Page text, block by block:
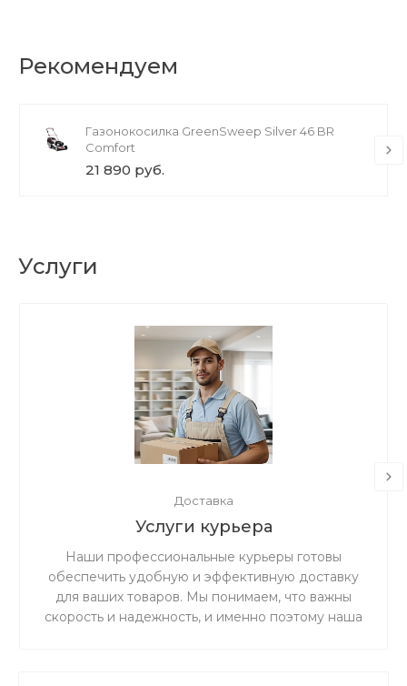
Рекомендуем
Газонокосилка GreenSweep Silver 46 BR
Comfort
21 890 руб.
Услуги
Доставка
Услуги курьера
Наши профессиональные курьеры готовы
обеспечить удобную и эффективную доставку
для ваших товаров. Мы понимаем, что важны
скорость и надежность, и именно поэтому наша